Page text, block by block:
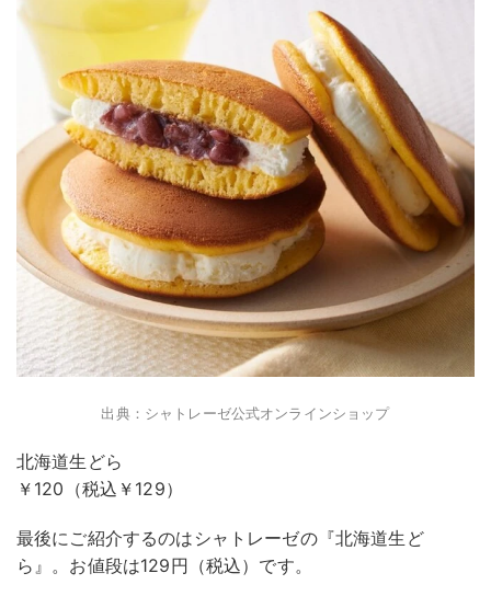
出典：シャトレーゼ公式オンラインショップ
北海道生どら
￥120（税込￥129）
最後にご紹介するのはシャトレーゼの『北海道生ど
ら』。お値段は129円（税込）です。